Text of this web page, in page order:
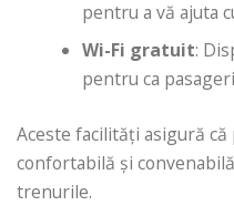
pentru a vă ajuta
Wi-Fi gratuit:
pentru ca
Aceste facilități asigură
confortabilă și
trenurile.